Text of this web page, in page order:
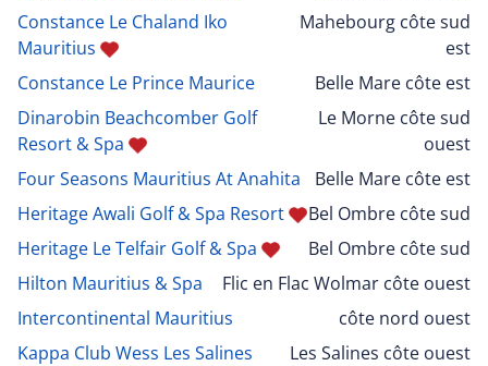
Constance Le Chaland Iko
Mauritius
Mahebourg côte sud
est
Constance Le Prince Maurice
Belle Mare côte est
Dinarobin Beachcomber Golf
Resort & Spa
Le Morne côte sud
ouest
Four Seasons Mauritius At Anahita
Belle Mare côte est
Heritage Awali Golf & Spa Resort
Bel Ombre côte sud
Heritage Le Telfair Golf & Spa
Bel Ombre côte sud
Hilton Mauritius & Spa
Flic en Flac Wolmar côte ouest
Intercontinental Mauritius
côte nord ouest
Kappa Club Wess Les Salines
Les Salines côte ouest